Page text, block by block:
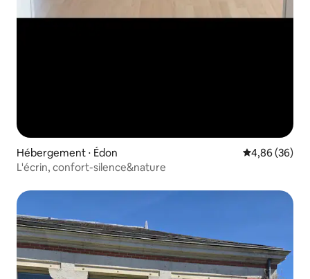
Hébergement ⋅ Édon Évaluation
4,86 (36)
L'écrin, confort-silence&nature